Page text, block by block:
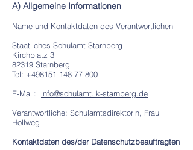
A) Allgemeine Informationen
Name und Kontaktdaten des Verantwortlichen
Staatliches Schulamt Starnberg
Kirchplatz 3
82319 Starnberg
Tel: +498151 148 77 800
E-Mail: info@schulamt.lk-starnberg.de
Verantwortliche: Schulamtsdirektorin, Frau
Hollweg
Kontaktdaten des/der Datenschutzbeauftragten